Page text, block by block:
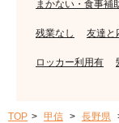
まかない・食事補
残業なし 友達と
ロッカー利用有
TOP 甲信 長野県